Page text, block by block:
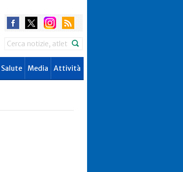
Search
Salute Media Attività